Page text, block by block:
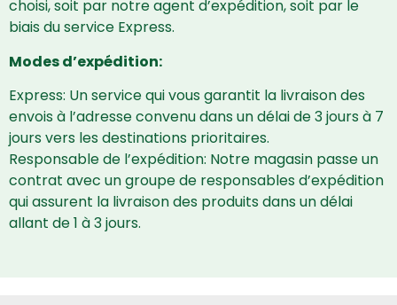
choisi, soit par notre agent d’expédition, soit par le
biais du service Express.
Modes d’expédition:
Express: Un service qui vous garantit la livraison des
envois à l’adresse convenu dans un délai de 3 jours à 7
jours vers les destinations prioritaires.
Responsable de l’expédition: Notre magasin passe un
contrat avec un groupe de responsables d’expédition
qui assurent la livraison des produits dans un délai
allant de 1 à 3 jours.